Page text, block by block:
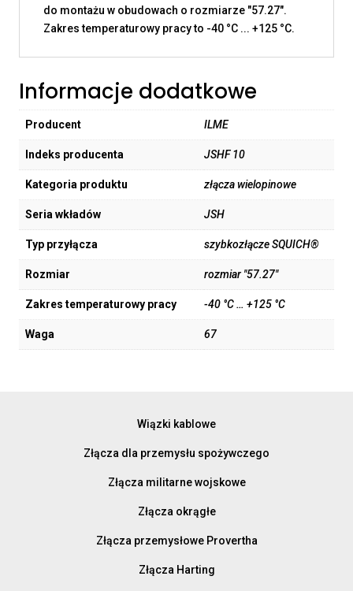
do montażu w obudowach o rozmiarze "57.27".
Zakres temperaturowy pracy to -40 °C ... +125 °C.
Informacje dodatkowe
Producent ILME
Indeks producenta JSHF 10
Kategoria produktu złącza wielopinowe
Seria wkładów JSH
Typ przyłącza szybkozłącze SQUICH®
Rozmiar rozmiar "57.27"
Zakres temperaturowy pracy -40 °C … +125 °C
Waga 67
Wiązki kablowe
Złącza dla przemysłu spożywczego
Złącza militarne wojskowe
Złącza okrągłe
Złącza przemysłowe Provertha
Złącza Harting